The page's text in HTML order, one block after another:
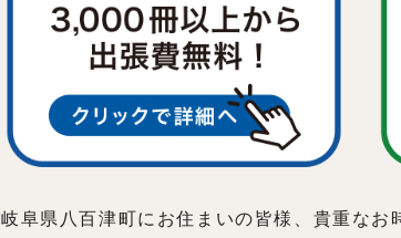
岐阜県八百津町にお住まいの皆様、貴重なお